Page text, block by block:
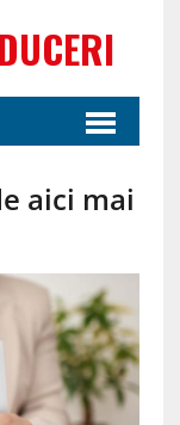
aici mai